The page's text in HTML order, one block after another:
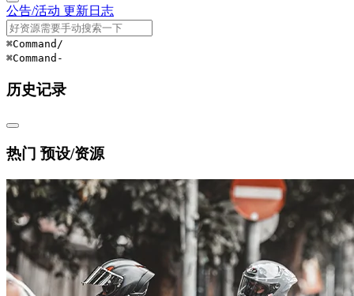
公告/活动 更新日志
⌘Command /
⌘Command -
历史记录
热门 预设/资源